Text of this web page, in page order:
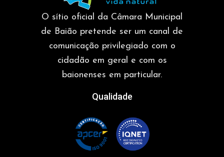
O sítio oficial da Câmara Municipal
de Baião pretende ser um canal de
comunicação privilegiado com o
cidadão em geral e com os
baionenses em particular.
Qualidade